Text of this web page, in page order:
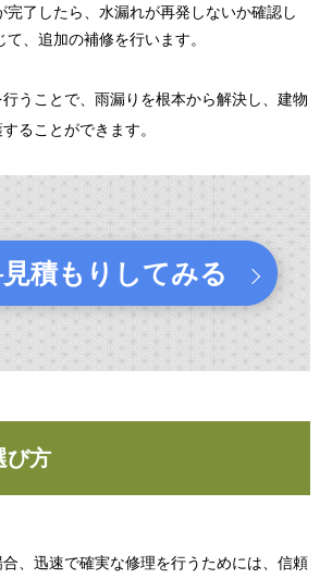
完了したら、水漏れが再発しないか確認し
て、追加の補修を行います。
うことで、雨漏りを根本から解決し、建物
ることができます。
積もりしてみる
び方
、迅速で確実な修理を行うためには、信頼